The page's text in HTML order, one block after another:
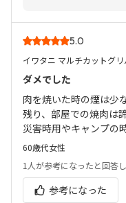
5.0
イワタニ マルチカットグリ
ダメでした
肉を焼いた時の煙は少
残り、部屋での焼肉は
災害時用やキャンプの
60歳代女性
1人が参考になったと回答
参考になった